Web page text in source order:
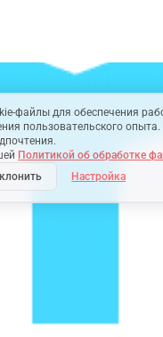
файлы для обеспечения
пользовательского
Политикой об обработке
Настройка